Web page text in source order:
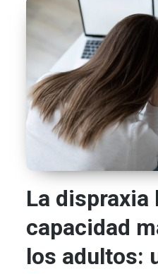
La dispraxia
capacidad
los adultos: